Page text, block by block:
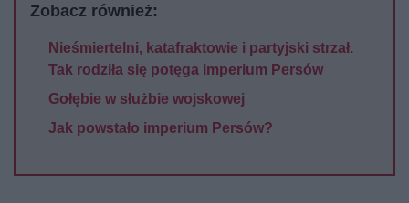
Zobacz również:
Nieśmiertelni, katafraktowie i partyjski strzał.
Tak rodziła się potęga imperium Persów
Gołębie w służbie wojskowej
Jak powstało imperium Persów?